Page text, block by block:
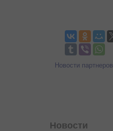
Новости партнеров
Новости